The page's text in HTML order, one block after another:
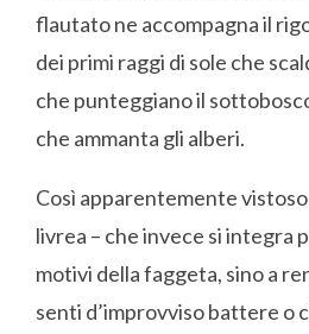
flautato ne accompagna il
dei primi raggi di sole che
che punteggiano il
che ammanta gli alberi.
Così apparentemente
livrea – che invece si integra
motivi della faggeta, sino a
senti d’improvviso battere o